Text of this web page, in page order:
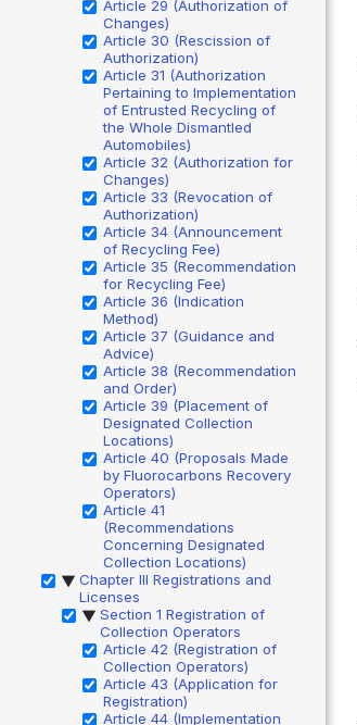
Article 29 (Authorization of
Changes)
Article 30 (Rescission of
Authorization)
Article 31 (Authorization
Pertaining to Implementation
of Entrusted Recycling of
the Whole Dismantled
Automobiles)
Article 32 (Authorization for
Changes)
Article 33 (Revocation of
Authorization)
Article 34 (Announcement
of Recycling Fee)
Article 35 (Recommendation
for Recycling Fee)
Article 36 (Indication
Method)
Article 37 (Guidance and
Advice)
Article 38 (Recommendation
and Order)
Article 39 (Placement of
Designated Collection
Locations)
Article 40 (Proposals Made
by Fluorocarbons Recovery
Operators)
Article 41
(Recommendations
Concerning Designated
Collection Locations)
▶ Chapter III Registrations and
Licenses
▶ Section 1 Registration of
Collection Operators
Article 42 (Registration of
Collection Operators)
Article 43 (Application for
Registration)
Article 44 (Implementation